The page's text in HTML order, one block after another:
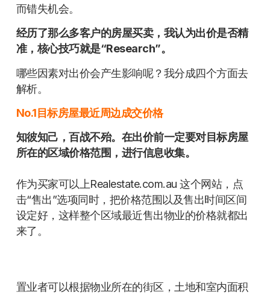
而错失机会。
经历了那么多客户的房屋买卖，我认为出价是否精
准，核心技巧就是“Research”。
哪些因素对出价会产生影响呢？我分成四个方面去
解析。
No.1目标房屋最近周边成交价格
知彼知己，百战不殆。在出价前一定要对目标房屋
所在的区域价格范围，进行信息收集。
作为买家可以上Realestate.com.au 这个网站，点
击“售出”选项同时，把价格范围以及售出时间区间
设定好，这样整个区域最近售出物业的价格就都出
来了。
置业者可以根据物业所在的街区，土地和室内面积